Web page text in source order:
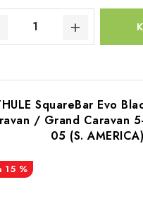
SquareBar Evo
/ Grand Caravan
05 (S. AMERICA)
15 %